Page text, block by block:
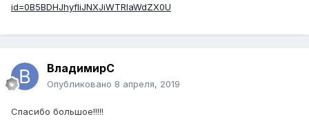
id=0B5BDHJhyfIiJNXJiWTRlaWdZX0U
ВладимирС
Опубликовано 8 апреля, 2019
Спасибо большое!!!!!